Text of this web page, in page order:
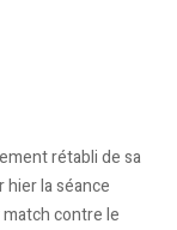
rétabli de sa
hier la séance
contre le